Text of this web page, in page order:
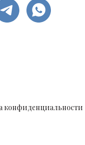
конфиденциальности